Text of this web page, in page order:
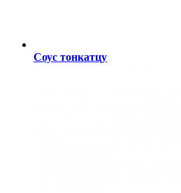
Соус тонкатцу